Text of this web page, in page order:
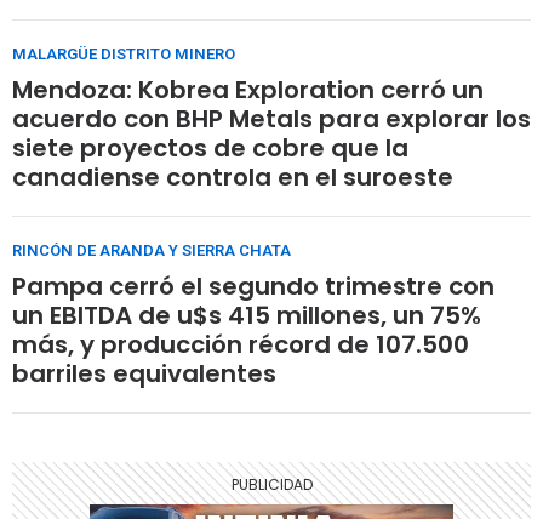
MALARGÜE DISTRITO MINERO
Mendoza: Kobrea Exploration cerró un
acuerdo con BHP Metals para explorar los
siete proyectos de cobre que la
canadiense controla en el suroeste
RINCÓN DE ARANDA Y SIERRA CHATA
Pampa cerró el segundo trimestre con
un EBITDA de u$s 415 millones, un 75%
más, y producción récord de 107.500
barriles equivalentes